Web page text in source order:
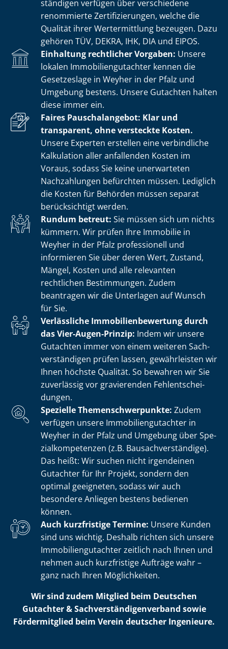
stän­di­gen verfügen über verschiedene
renommierte Zer­ti­fi­zie­run­gen, welche die
Qualität ihrer Wertermittlung bezeugen. Dazu
gehören TÜV, DEKRA, IHK, DIA und EIPOS.
Einhaltung rechtlicher Vorgaben: Unsere
lokalen Im­mo­bi­li­en­gut­ach­ter kennen die
Gesetzeslage in Weyher in der Pfalz und
Umgebung bestens. Unsere Gutachten halten
diese immer ein.
Faires Pauschalangebot: Klar und
transparent, ohne versteckte Kosten.
Unsere Experten erstellen eine verbindliche
Kalkulation aller anfallenden Kosten im
Voraus, sodass Sie keine unerwarteten
Nachzahlungen befürchten müssen. Lediglich
die Kosten für Behörden müssen separat
berücksichtigt werden.
Rundum betreut: Sie müssen sich um nichts
kümmern. Wir prüfen Ihre Immobilie in
Weyher in der Pfalz professionell und
informieren Sie über deren Wert, Zustand,
Mängel, Kosten und alle relevanten
rechtlichen Bestimmungen. Zudem
beantragen wir die Unterlagen auf Wunsch
für Sie.
Verlässliche Im­mo­bi­li­en­be­wer­tung durch
das Vier-Augen-Prinzip: Indem wir unsere
Gutachten immer von einem weiteren Sach­
ver­stän­di­gen prüfen lassen, gewährleisten wir
Ihnen höchste Qualität. So bewahren wir Sie
zuverlässig vor gravierenden Fehl­ent­schei­
dun­gen.
Spezielle The­men­schwer­punk­te: Zudem
verfügen unsere Im­mo­bi­li­en­gut­ach­ter in
Weyher in der Pfalz und Umgebung über Spe­
zi­al­kom­pe­ten­zen (z.B. Bau­sach­ver­stän­di­ge).
Das heißt: Wir suchen nicht irgendeinen
Gutachter für Ihr Projekt, sondern den
optimal geeigneten, sodass wir auch
besondere Anliegen bestens bedienen
können.
Auch kurzfristige Termine: Unsere Kunden
sind uns wichtig. Deshalb richten sich unsere
Im­mo­bi­li­en­gut­ach­ter zeitlich nach Ihnen und
nehmen auch kurzfristige Aufträge wahr –
ganz nach Ihren Möglichkeiten.
Wir sind zudem Mitglied beim Deutschen
Gutachter & Sach­ver­stän­di­gen­ver­band sowie
Fördermitglied beim Verein deutscher Ingenieure.